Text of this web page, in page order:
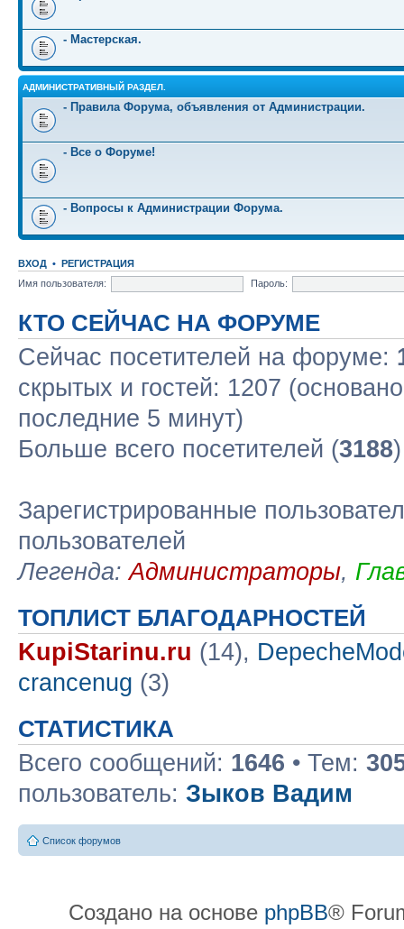
- Мастерская.
АДМИНИСТРАТИВНЫЙ РАЗДЕЛ.
- Правила Форума, объявления от Администрации.
- Все о Форуме!
- Вопросы к Администрации Форума.
ВХОД • РЕГИСТРАЦИЯ
Имя пользователя:
Пароль:
КТО СЕЙЧАС НА ФОРУМЕ
Сейчас посетителей на форуме:
скрытых и гостей: 1207
последние 5 минут)
Больше всего посетителей (3188
Зарегистрированные
пользователей
Легенда:Администраторы,
ТОПЛИСТ БЛАГОДАРНОСТЕЙ
KupiStarinu.ru (14),
crancenug (3)
СТАТИСТИКА
Всего сообщений: 1646 • Тем:
пользователь: Зыков Вадим
Список форумов
Создано на основе phpBB®